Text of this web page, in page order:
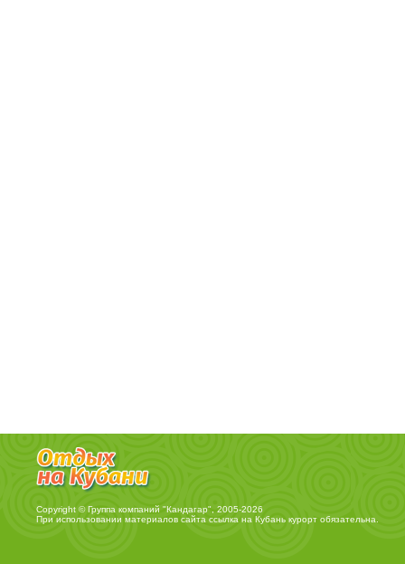
Copyright © Группа компаний "Кандагар", 2005-2026
При использовании материалов сайта ссылка на Кубань курортобязательна.